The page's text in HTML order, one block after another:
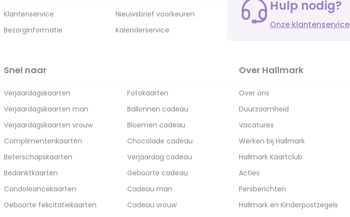
Klantenservice
Bezorginformatie
Nieuwsbrief voorkeuren
Kalenderservice
Hulp nodig?
Onze klantenservice
Snel naar
Verjaardagskaarten
Verjaardagskaarten man
Verjaardagskaarten vrouw
Complimentenkaarten
Beterschapskaarten
Bedanktkaarten
Condoleancekaarten
Geboorte felicitatiekaarten
Fotokaarten
Ballonnen cadeau
Bloemen cadeau
Chocolade cadeau
Verjaardag cadeau
Geboorte cadeau
Cadeau man
Cadeau vrouw
Over Hallmark
Over ons
Duurzaamheid
Vacatures
Werken bij Hallmark
Hallmark Kaartclub
Acties
Persberichten
Hallmark en Kinderpostzegels